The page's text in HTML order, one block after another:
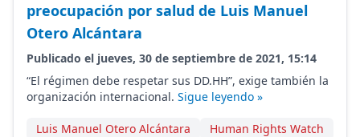
preocupación por salud de Luis Manuel
Otero Alcántara
Publicado el jueves, 30 de septiembre de 2021, 15:14
“El régimen debe respetar sus DD.HH”, exige también la
organización internacional. Sigue leyendo »
Luis Manuel Otero Alcántara
Human Rights Watch